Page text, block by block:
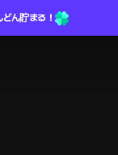
ん貯まる！